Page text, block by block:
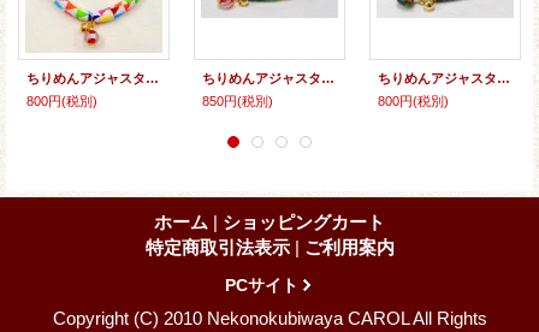
ちりめんアジャスター★とんぼ玉
800円(税別)
ちりめんアジャスター★とんぼ玉
850円(税別)
ちりめんアジャスター★とんぼ玉
800円(税別)
ホーム | ショッピングカート
特定商取引法表示 | ご利用案内
PCサイト
Copyright (C) 2010 Nekonokubiwaya CAROL All Rights